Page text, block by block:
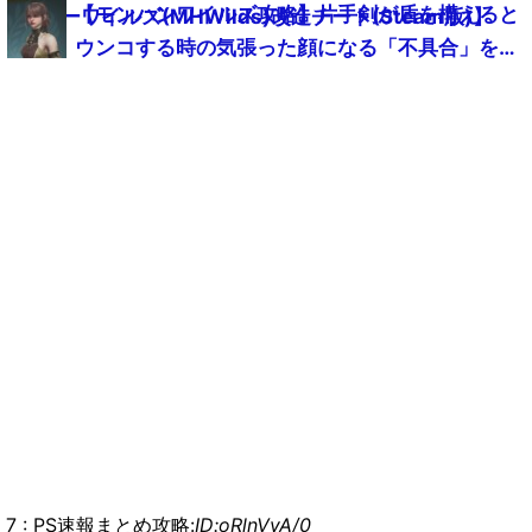
MHWildsまとめ】
ターワイルズ(MHWilds)改造チート(Steam版)】
【モンハンワイルズ攻略】片手剣が盾を構えると
ウンコする時の気張った顔になる「不具合」を修
7 : PS速報まとめ攻略:ID:oRlnVyA/0